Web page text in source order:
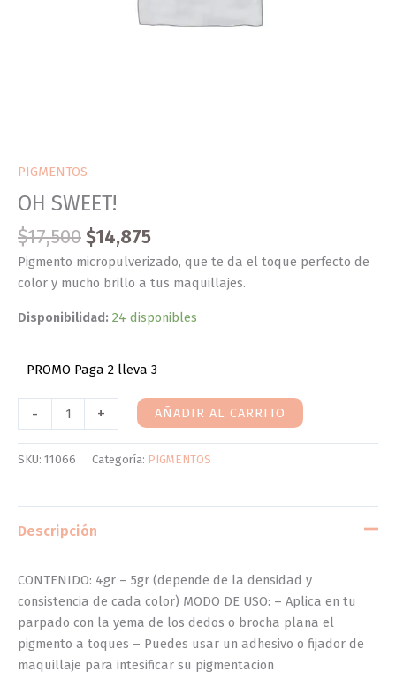
PIGMENTOS
OH SWEET!
$17,500$14,875
Pigmento micropulverizado, que te da el toque perfecto de
color y mucho brillo a tus maquillajes.
Disponibilidad: 24 disponibles
PROMO Paga 2 lleva 3
- + AÑADIR AL CARRITO
SKU: 11066 Categoría: PIGMENTOS
Descripción
CONTENIDO: 4gr – 5gr (depende de la densidad y
consistencia de cada color) MODO DE USO: – Aplica en tu
parpado con la yema de los dedos o brocha plana el
pigmento a toques – Puedes usar un adhesivo o fijador de
maquillaje para intesificar su pigmentacion